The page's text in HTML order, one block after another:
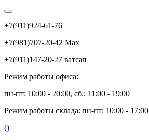
+7(911)924-61-76
+7(981)707-20-42 Max
+7(911)147-20-27 ватсап
Режим работы офиса:
пн-пт: 10:00 - 20:00, сб.: 11:00 - 19:00
Режим работы склада: пн-пт: 10:00 - 17:00
()